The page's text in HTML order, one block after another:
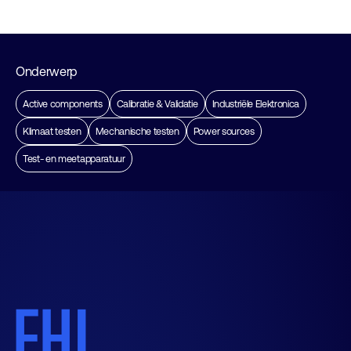
Onderwerp
Active components Calibratie & Validatie Industriële Elektronica
Klimaat testen Mechanische testen Power sources
Test- en meetapparatuur